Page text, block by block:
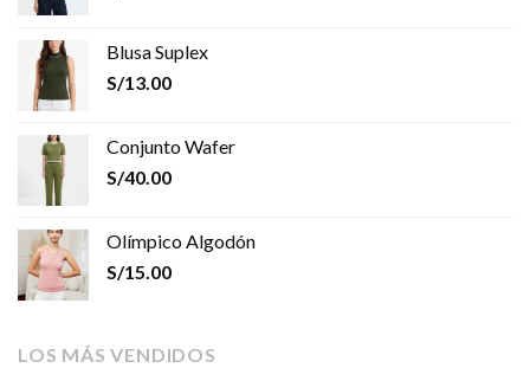
Blusa Suplex
S/13.00
Conjunto Wafer
S/40.00
Olímpico Algodón
S/15.00
LOS MÁS VENDIDOS